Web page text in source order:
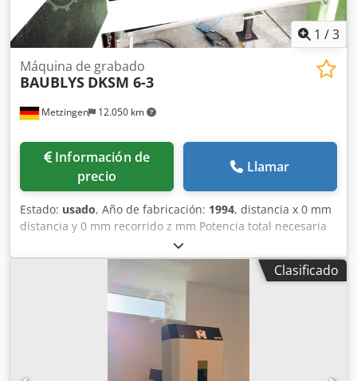
1 /3
Metzingen 12.050 km
Máquina de grabado
BAUBLYS DKSM 6-3
Información de
precio
Llamar
Estado: usado, Año de fabricación: 1994, distancia x 0 mm
distancia y 0 mm recorrido z mm Potencia total necesaria
kW Peso de la máquina aprox. t Espacio necesario aprox. m
Máquina de marcado con mesa giratoria, (ruedas
biseladas), 4 ejes, cabezal PV 70 Cjdpfot Hw Dqsx Apcjrf
con software WINGRAED y WINSMAT
Clasificado